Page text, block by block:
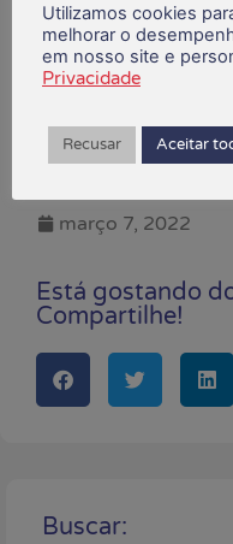
participará das
como lema
Bolsonaro nunca
Fonte: Contraf-
março 7, 2022
Está gostando
Compartilhe!
Buscar:
Utilizamos cookies
melhorar o
em nosso site e
Privacidade
Recusar Aceitar